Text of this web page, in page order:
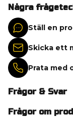
Några
Ställ en
Skicka ett
Prata med
Frågor & Svar
Frågor om